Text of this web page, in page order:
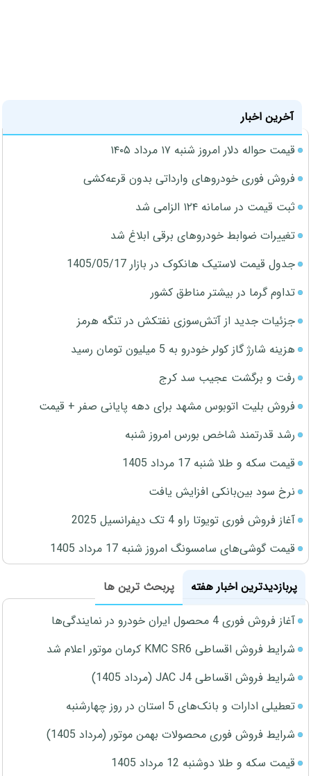
آخرین اخبار
قیمت حواله دلار امروز شنبه ۱۷ مرداد ۱۴۰۵
فروش فوری خودروهای وارداتی بدون قرعه‌کشی
ثبت قیمت در سامانه ۱۲۴ الزامی شد
تغییرات ضوابط خودروهای برقی ابلاغ شد
جدول قیمت لاستیک هانکوک در بازار 1405/05/17
تداوم گرما در بیشتر مناطق کشور
جزئیات جدید از آتش‌سوزی نفتکش در تنگه هرمز
هزینه شارژ گاز کولر خودرو به 5 میلیون تومان رسید
رفت و برگشت عجیب سد کرج
فروش بلیت اتوبوس مشهد برای دهه پایانی صفر + قیمت
رشد قدرتمند شاخص بورس امروز شنبه
قیمت سکه و طلا شنبه 17 مرداد 1405
نرخ سود بین‌بانکی افزایش یافت
آغاز فروش فوری تویوتا راو 4 تک دیفرانسیل 2025
قیمت گوشی‌های سامسونگ امروز شنبه 17 مرداد 1405
پربازدیدترین اخبار هفته
پربحث ترین ها
آغاز فروش فوری 4 محصول ایران خودرو در نمایندگی‌ها
شرایط فروش اقساطی KMC SR6 کرمان موتور اعلام شد
شرایط فروش اقساطی JAC J4 (مرداد 1405)
تعطیلی ادارات و بانک‌های 5 استان در روز چهارشنبه
شرایط فروش فوری محصولات بهمن موتور (مرداد 1405)
قیمت سکه و طلا دوشنبه 12 مرداد 1405